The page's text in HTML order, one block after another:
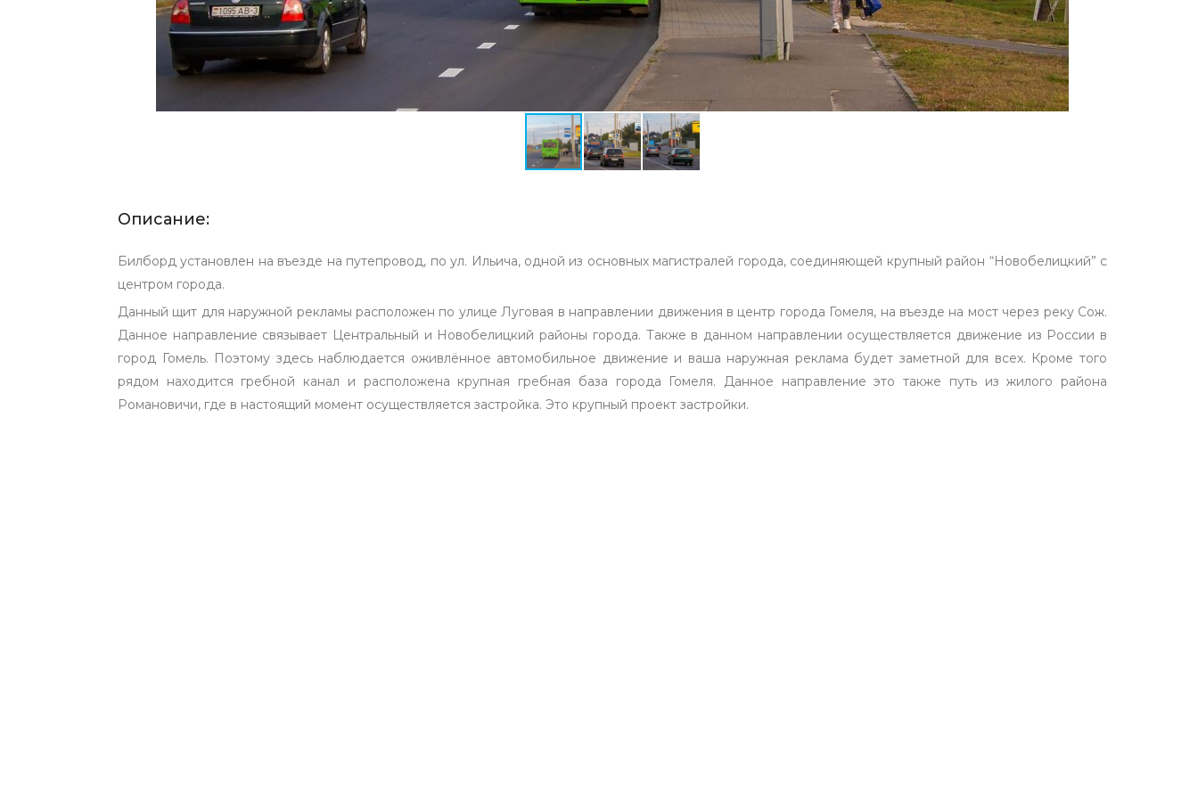
Описание:
Билборд установлен на въезде на путепровод, по ул. Ильича, одной из основных магистралей города, соединяющей крупный район “Новобелицкий” с
центром города.
Данный щит для наружной рекламы расположен по улице Луговая в направлении движения в центр города Гомеля, на въезде на мост через реку Сож.
Данное направление связывает Центральный и Новобелицкий районы города. Также в данном направлении осуществляется движение из России в
город Гомель. Поэтому здесь наблюдается оживлённое автомобильное движение и ваша наружная реклама будет заметной для всех. Кроме того
рядом находится гребной канал и расположена крупная гребная база города Гомеля. Данное направление это также путь из жилого района
Романовичи, где в настоящий момент осуществляется застройка. Это крупный проект застройки.